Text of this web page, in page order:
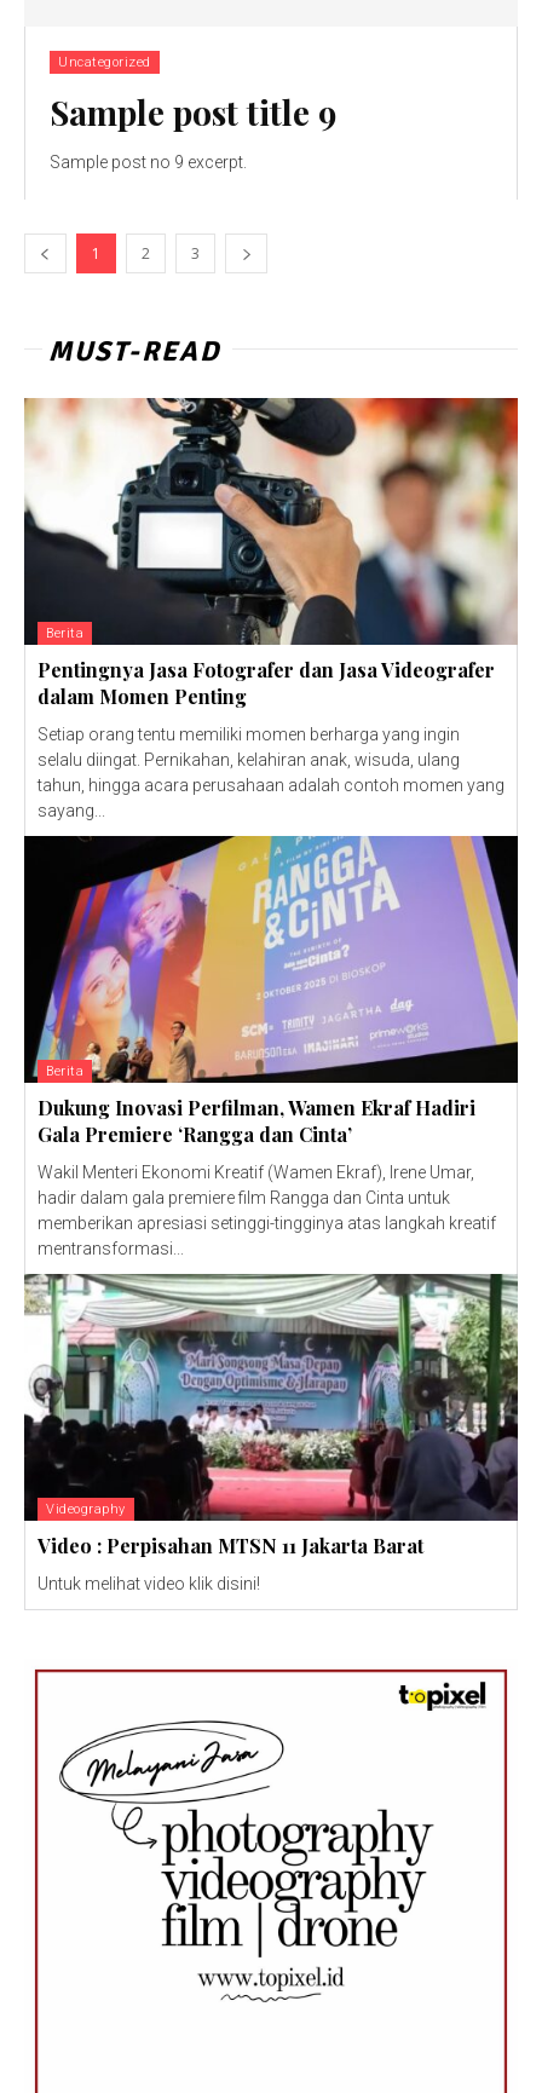
Uncategorized
Sample post title 9
Sample post no 9 excerpt.
1 2 3
MUST-READ
Berita
Pentingnya Jasa Fotografer dan Jasa Videografer
dalam Momen Penting
Setiap orang tentu memiliki momen berharga yang ingin
selalu diingat. Pernikahan, kelahiran anak, wisuda, ulang
tahun, hingga acara perusahaan adalah contoh momen yang
sayang...
Berita
Dukung Inovasi Perfilman, Wamen Ekraf Hadiri
Gala Premiere ‘Rangga dan Cinta’
Wakil Menteri Ekonomi Kreatif (Wamen Ekraf), Irene Umar,
hadir dalam gala premiere film Rangga dan Cinta untuk
memberikan apresiasi setinggi-tingginya atas langkah kreatif
mentransformasi...
Videography
Video : Perpisahan MTSN 11 Jakarta Barat
Untuk melihat video klik disini!